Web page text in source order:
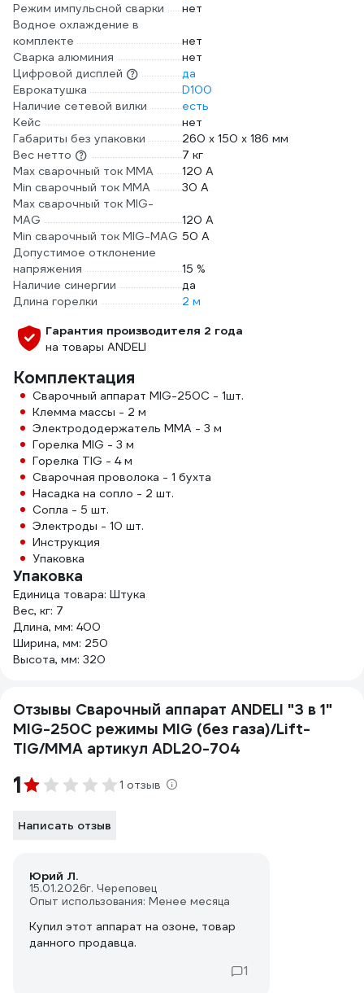
Режим импульсной сварки
нет
Водное охлаждение в
комплекте
нет
Сварка алюминия
нет
Цифровой дисплей
да
Еврокатушка
D100
Наличие сетевой вилки
есть
Кейс
нет
Габариты без упаковки
260 x 150 x 186 мм
Вес нетто
7 кг
Max сварочный ток ММА
120 А
Min сварочный ток ММА
30 А
Max сварочный ток MIG-
MAG
120 А
Min сварочный ток MIG-MAG 50 А
Допустимое отклонение
напряжения
15 %
Наличие синергии
да
Длина горелки
2 м
Гарантия производителя 2 года
на товары ANDELI
Комплектация
Сварочный аппарат MIG-250C - 1шт.
Клемма массы - 2 м
Электрододержатель MMA - 3 м
Горелка MIG - 3 м
Горелка TIG - 4 м
Сварочная проволока - 1 бухта
Насадка на сопло - 2 шт.
Сопла - 5 шт.
Электроды - 10 шт.
Инструкция
Упаковка
Упаковка
Единица товара: Штука
Вес, кг: 7
Длина, мм: 400
Ширина, мм: 250
Высота, мм: 320
Отзывы Сварочный аппарат ANDELI "3 в 1"
MIG-250C режимы MIG (без газа)/Lift-
TIG/MMA артикул ADL20-704
1 1 отзыв
Написать отзыв
Юрий Л.
15.01.2026г. Череповец
Опыт использования: Менее месяца
Купил этот аппарат на озоне, товар
данного продавца.
1